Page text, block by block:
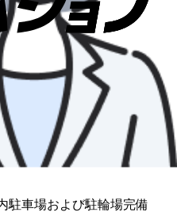
年金 介護保険
駐車場および駐輪場完備